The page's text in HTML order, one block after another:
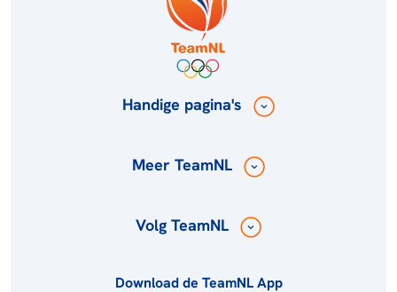
Handige pagina's
Meer TeamNL
Volg TeamNL
Download de TeamNL App